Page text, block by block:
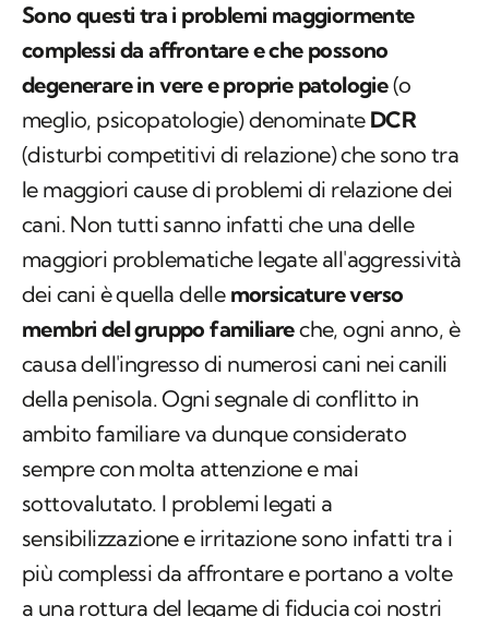
Sono questi tra i problemi maggiormente
complessi da affrontare e che possono
degenerare in vere e proprie patologie(o
meglio, psicopatologie) denominate DCR
(disturbi competitivi di relazione) che sono tra
le maggiori cause di problemi di relazione dei
cani. Non tutti sanno infatti che una delle
maggiori problematiche legate all'aggressività
dei cani è quella delle morsicature verso
membri del gruppo familiareche, ogni anno, è
causa dell'ingresso di numerosi cani nei canili
della penisola. Ogni segnale di conflitto in
ambito familiare va dunque considerato
sempre con molta attenzione e mai
sottovalutato. I problemi legati a
sensibilizzazione e irritazione sono infatti tra i
più complessi da affrontare e portano a volte
a una rottura del legame di fiducia coi nostri